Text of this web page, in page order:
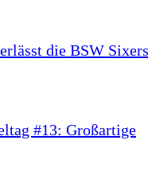
die BSW Sixers
#13: Großartige